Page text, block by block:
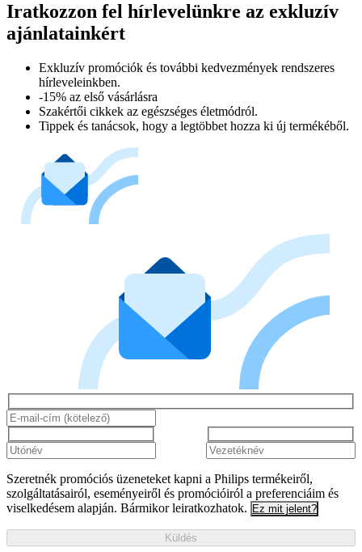
Iratkozzon fel hírlevelünkre az exkluzív
ajánlatainkért​
Exkluzív promóciók és további kedvezmények rendszeres
hírleveleinkben.
-15% az első vásárlásra
Szakértői cikkek az egészséges életmódról.
Tippek és tanácsok, hogy a legtöbbet hozza ki új termékéből.
Szeretnék promóciós üzeneteket kapni a Philips termékeiről,
szolgáltatásairól, eseményeiről és promócióiról a preferenciáim és
viselkedésem alapján. Bármikor leiratkozhatok. Ez mit jelent?
Küldés